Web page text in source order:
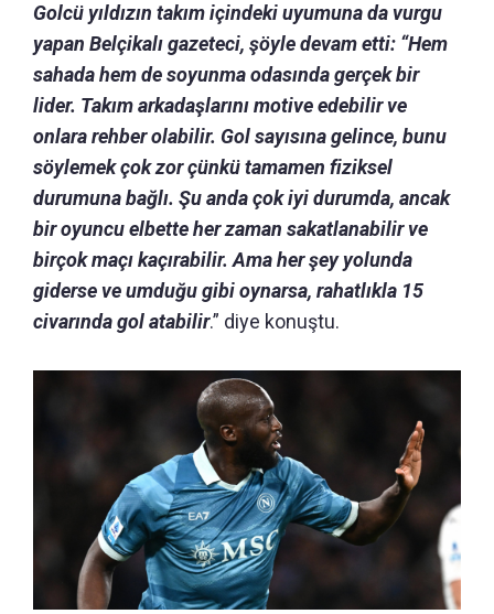
Golcü yıldızın takım içindeki uyumuna da vurgu
yapan Belçikalı gazeteci, şöyle devam etti: “Hem
sahada hem de soyunma odasında gerçek bir
lider. Takım arkadaşlarını motive edebilir ve
onlara rehber olabilir. Gol sayısına gelince, bunu
söylemek çok zor çünkü tamamen fiziksel
durumuna bağlı. Şu anda çok iyi durumda, ancak
bir oyuncu elbette her zaman sakatlanabilir ve
birçok maçı kaçırabilir. Ama her şey yolunda
giderse ve umduğu gibi oynarsa, rahatlıkla 15
civarında gol atabilir.” diye konuştu.